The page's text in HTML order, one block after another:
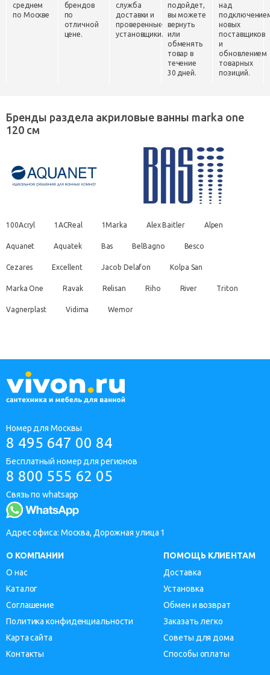
среднем
по Москве
брендов
по
отличной
цене.
служба
доставки и
проверенные
установщики.
подойдет,
вы можете
вернуть
или
обменять
товар в
течение
30 дней.
над
новых
поставщиков
и
обновлением
товарных
позиций.
Бренды раздела акриловые ванны marka one
120 см
100Acryl 1ACReal 1Marka Alex Baitler Alpen
Aquanet Aquatek Bas BelBagno Besco
Cezares Excellent Jacob Delafon Kolpa San
Marka One Ravak Relisan Riho River Triton
Vagnerplast Vidima Wemor
Номер для Москвы
8 495 647 00 84
Бесплатный номер для регионов
8 800 555 62 05
Связь по whatsapp
Адрес офиса: Москва, Дорожная улица 1
О КОМПАНИИ
О нас
Каталог
Соглашение
Политика конфиденциальности
Карта сайта
Контакты
ПОМОЩЬ КЛИЕНТАМ
Доставка
Установка
Обмен и возврат
Заказать легко
Советы для дома
Способы оплаты